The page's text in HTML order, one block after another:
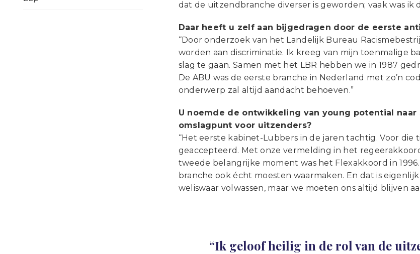
dat de uitzendbranche diverser is geworden; vaak was ik
Daar heeft u zelf aan bijgedragen door de eerste
“Door onderzoek van het Landelijk Bureau
worden aan discriminatie. Ik kreeg van mijn toenmalige
slag te gaan. Samen met het LBR hebben we in 1987
De ABU was de eerste branche in Nederland met zo’n
onderwerp zal altijd aandacht behoeven.”
U noemde de ontwikkeling van young potential naar
omslagpunt voor uitzenders?
“Het eerste kabinet-Lubbers in de jaren tachtig. Voor
geaccepteerd. Met onze vermelding in het
tweede belangrijke moment was het Flexakkoord in
branche ook écht moesten waarmaken. En dat is
weliswaar volwassen, maar we moeten ons altijd blijven
“Ik geloof heilig in de rol van de